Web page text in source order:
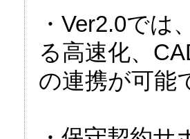
・Ver2.0で
る高速化、
の連携が可能